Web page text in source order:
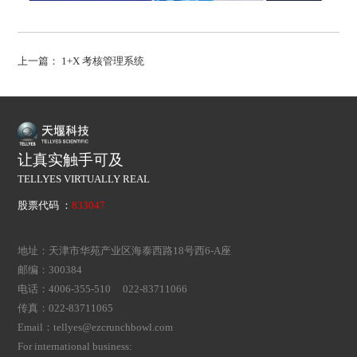
上一篇： 1+X 考核管理系统
让真实触手可及
TELLYES VIRTUALLY REAL
股票代码 ：833047
地址：天津市华苑产业区海泰西路18号西6-A座
邮编：300384
电话：4006-355-510 022-83711066
传真：022-83711065
Email：tellyes@ezcrunchbowl.com
For international business: